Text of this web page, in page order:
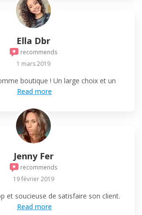
Ella Dbr
recommends
1 mars 2019
boutique ! Un large choix et un
Read more
Jenny Fer
recommends
19 février 2019
et soucieuse de satisfaire son client.
Read more